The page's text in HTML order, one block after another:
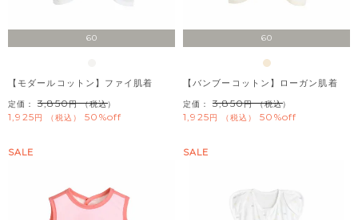
60
【モダールコットン】ファイ肌着
定価： 3,850 （税込）
1,925 税込 50%off
60
【バンブーコットン】ローガン肌着
定価： 3,850 （税込）
1,925 税込 50%off
SALE SALE